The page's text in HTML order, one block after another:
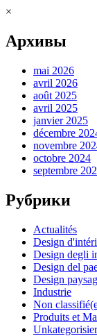
×
Архивы
mai 2026
avril 2026
août 2025
avril 2025
janvier 2025
décembre
novembre
octobre 2024
septembre
Рубрики
Actualités
Design
Design degli
Design del
Design
Industrie
Non
Produits et